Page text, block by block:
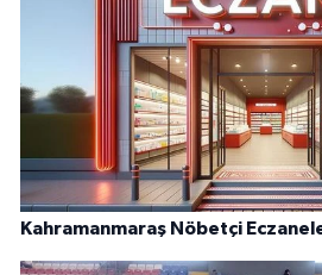
Kahramanmaraş Nöbetçi